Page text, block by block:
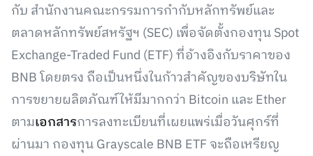
กับ สำนักงานคณะกรรมการกำกับหลักทรัพย์และ
ตลาดหลักทรัพย์สหรัฐฯ (SEC) เพื่อจัดตั้งกองทุน Spot
Exchange-Traded Fund (ETF) ที่อ้างอิงกับราคาของ
BNB โดยตรง ถือเป็นหนึ่งในก้าวสำคัญของบริษัทใน
การขยายผลิตภัณฑ์ให้มีมากกว่า Bitcoin และ Ether
ตามเอกสารการลงทะเบียนที่เผยแพร่เมื่อวันศุกร์ที่
ผ่านมา กองทุน Grayscale BNB ETF จะถือเหรียญ